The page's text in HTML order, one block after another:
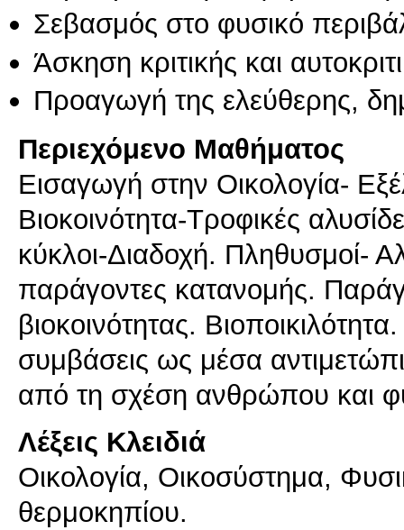
Σεβασμός στο φυσικό
Άσκηση κριτικής και
Προαγωγή της ελεύθερης,
Περιεχόμενο Μαθήματος
Εισαγωγή στην Οικολογία-
Βιοκοινότητα-Τροφικές
κύκλοι-Διαδοχή. Πληθυσμοί-
παράγοντες κατανομής.
βιοκοινότητας.
συμβάσεις ως μέσα
από τη σχέση ανθρώπου και
Λέξεις Κλειδιά
Οικολογία, Οικοσύστημα,
θερμοκηπίου.